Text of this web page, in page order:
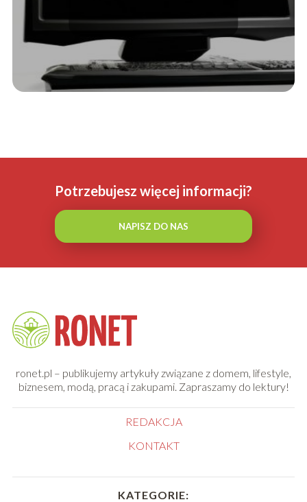
początkujących
Potrzebujesz więcej informacji?
NAPISZ DO NAS
ronet.pl – publikujemy artykuły związane z domem, lifestyle,
biznesem, modą, pracą i zakupami. Zapraszamy do lektury!
REDAKCJA
KONTAKT
KATEGORIE: